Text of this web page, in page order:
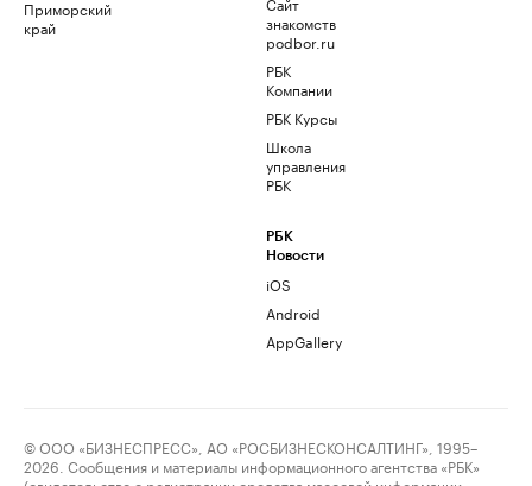
Приморский
край
знакомств
podbor.ru
РБК
Компании
РБК Курсы
Школа
управления
РБК
РБК
Новости
iOS
Android
AppGallery
© ООО «БИЗНЕСПРЕСС», АО «РОСБИЗНЕСКОНСАЛТИНГ», 1995–
2026. Сообщения и материалы информационного агентства «РБК»